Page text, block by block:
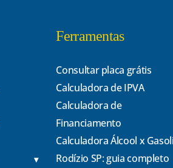
Ferramentas
Consultar placa grátis
Calculadora de IPVA
Calculadora de
Financiamento
Calculadora Álcool x
Rodízio SP: guia completo